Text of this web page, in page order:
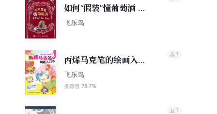
如何“假装”懂葡萄酒 葡
萄酒漫画小百科
飞乐鸟
丙烯马克笔的绘画入门
书
飞乐鸟
推荐值 78.7%
1
1